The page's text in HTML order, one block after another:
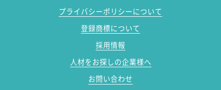
プライバシーポリシーについて
登録商標について
採用情報
人材をお探しの企業様へ
お問い合わせ